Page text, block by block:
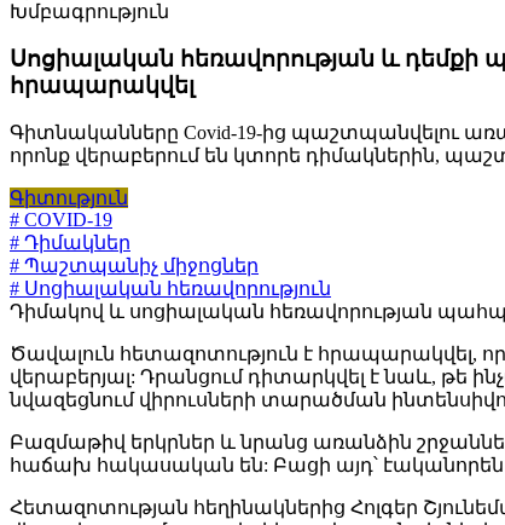
Խմբագրություն
Սոցիալական հեռավորության և դեմքի
հրապարակվել
Գիտնականները Covid-19-ից պաշտպանվելու
որոնք վերաբերում են կտորե դիմակներին,
Գիտություն
# COVID-19
# Դիմակներ
# Պաշտպանիչ միջոցներ
# Սոցիալական հեռավորություն
Դիմակով և սոցիալական հեռավորության
Ծավալուն հետազոտություն է հրապարակվել,
վերաբերյալ: Դրանցում դիտարկվել է նաև, թե
նվազեցնում վիրուսների տարածման
Բազմաթիվ երկրներ և նրանց առանձին
հաճախ հակասական են: Բացի այդ՝ էականորեն
Հետազոտության հեղինակներից Հոլգեր